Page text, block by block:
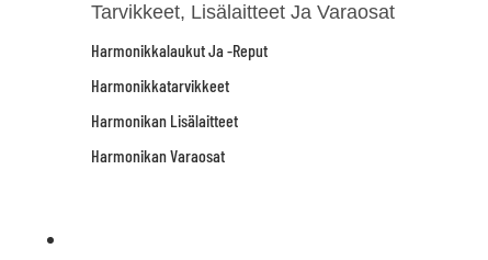
Tarvikkeet, Lisälaitteet Ja Varaosat
Harmonikkalaukut Ja -reput
Harmonikkatarvikkeet
Harmonikan Lisälaitteet
Harmonikan Varaosat